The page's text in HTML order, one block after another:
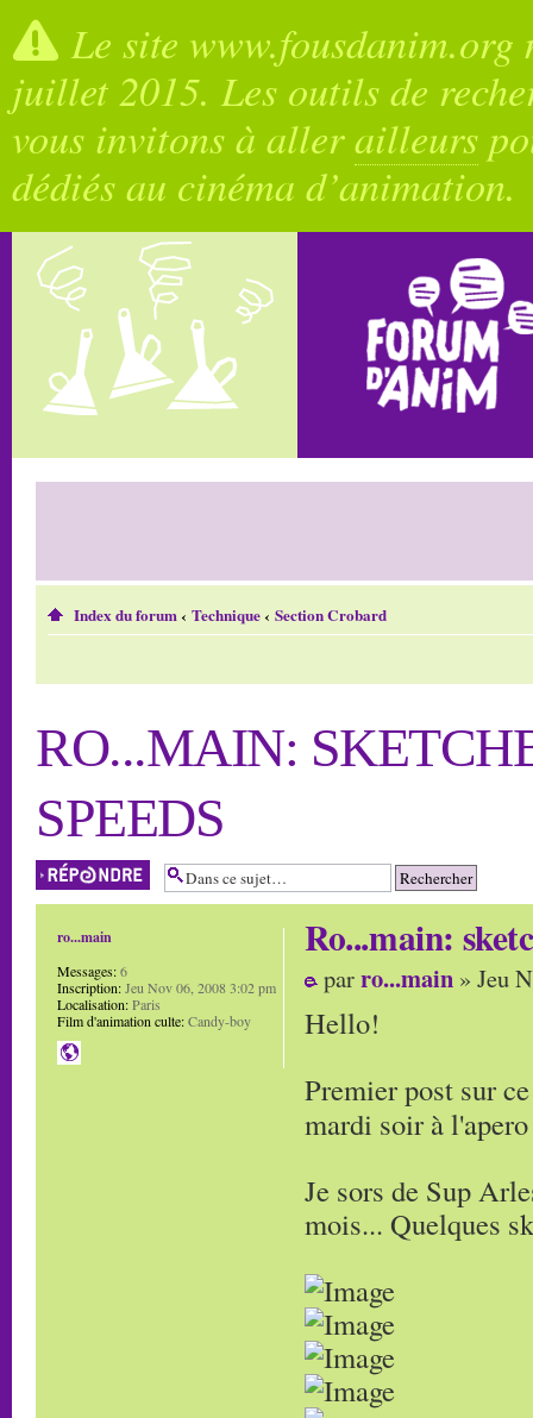
Le site
juillet 2015. Les outils de
vous invitons à allerailleurs
dédiés au cinéma d’animation.
Index du forum‹ Technique‹ Section Crobard
RO...MAIN:
SPEEDS
Répondre
Ro...main:
parro...main » Jeu
Hello!
Premier post sur
mardi soir à
Je sors de Sup
mois... Quelques
ro...main
Messages:6
Inscription:Jeu Nov 06, 2008 3:02 pm
Localisation:Paris
Film d'animation culte:Candy-boy